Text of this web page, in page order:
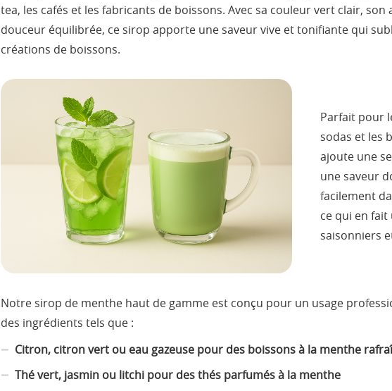
tea, les cafés et les fabricants de boissons. Avec sa couleur vert clair,
douceur équilibrée, ce sirop apporte une saveur vive et tonifiante qui
créations de boissons.
Parfait pour
sodas et les
ajoute une
une saveur
facilement
ce qui en
saisonniers
Notre sirop de menthe haut de gamme est conçu pour un usage
des ingrédients tels que :
Citron, citron vert ou eau gazeuse pour des boissons à la menthe
Thé vert, jasmin ou litchi pour des thés parfumés à la menthe